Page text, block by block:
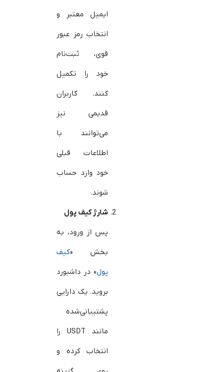
ایمیل معتبر و
انتخاب رمز عبور
قوی، ثبت‌نام
خود را تکمیل
کنند. کاربران
قدیمی نیز
می‌توانند با
اطلاعات قبلی
خود وارد حساب
شوند.
شارژ کیف پول
پس از ورود، به
بخش «کیف
پول» در داشبورد
بروید. یک دارایی
پشتیبانی‌شده
مانند USDT را
انتخاب کرده و